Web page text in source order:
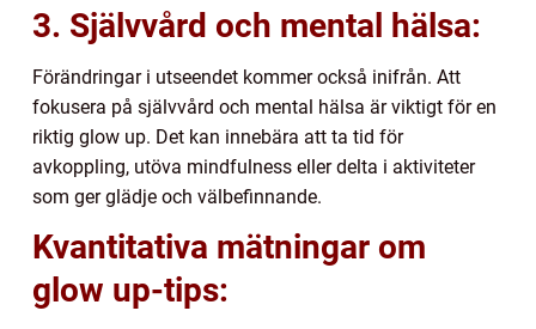
3. Självvård och mental hälsa:
Förändringar i utseendet kommer också inifrån. Att
fokusera på självvård och mental hälsa är viktigt för en
riktig glow up. Det kan innebära att ta tid för
avkoppling, utöva mindfulness eller delta i aktiviteter
som ger glädje och välbefinnande.
Kvantitativa mätningar om
glow up-tips: